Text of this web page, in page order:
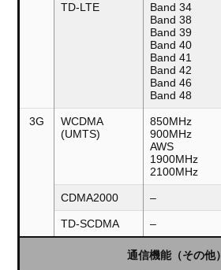
TD-LTE
Band 34
Band 38
Band 39
Band 40
Band 41
Band 42
Band 46
Band 48
3G
WCDMA
(UMTS)
850MHz
900MHz
AWS
1900MHz
2100MHz
CDMA2000 –
TD-SCDMA –
通信機能（その他）